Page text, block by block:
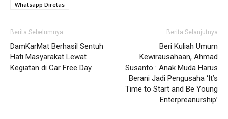
Whatsapp Diretas
Berita Sebelumnya
DamKarMat Berhasil Sentuh
Hati Masyarakat Lewat
Kegiatan di Car Free Day
Berita Selanjutnya
Beri Kuliah Umum
Kewirausahaan, Ahmad
Susanto : Anak Muda Harus
Berani Jadi Pengusaha ‘It’s
Time to Start and Be Young
Enterpreanurship’